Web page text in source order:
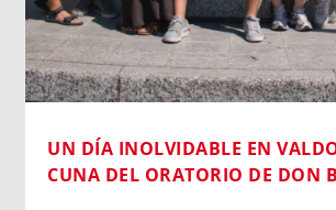
UN DÍA INOLVIDABLE EN
CUNA DEL ORATORIO DE DON